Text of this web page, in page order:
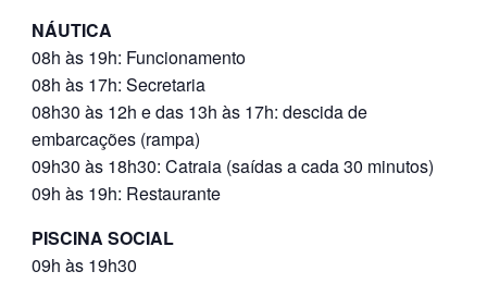
NÁUTICA
08h às 19h: Funcionamento
08h às 17h: Secretaria
08h30 às 12h e das 13h às 17h: descida de
embarcações (rampa)
09h30 às 18h30: Catraia (saídas a cada 30 minutos)
09h às 19h: Restaurante
PISCINA SOCIAL
09h às 19h30